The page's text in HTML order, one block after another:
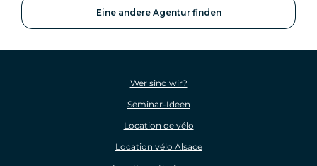
Eine andere Agentur finden
Wer sind wir?
Seminar-Ideen
Location de vélo
Location vélo Alsace